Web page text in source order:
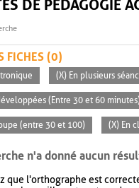
DE PÉDAGOGIE
FICHES (0)
(X) En plusieurs
(Entre 30 et 60
(entre 30 et 100) (X) En
n'a donné aucun
que l'orthographe est